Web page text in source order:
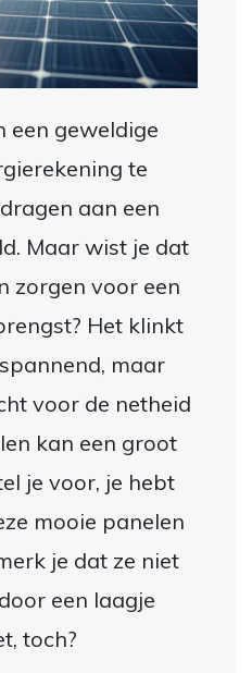
een geweldige
te
aan een
Maar wist je dat
zorgen voor een
Het klinkt
maar
voor de netheid
kan een groot
je voor, je hebt
mooie panelen
je dat ze niet
een laagje
toch?